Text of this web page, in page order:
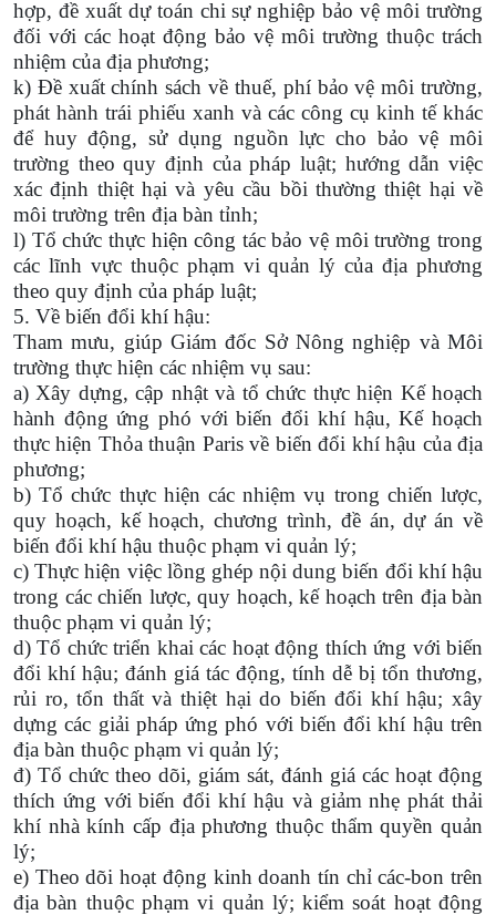
hợp, đề xuất dự toán chi sự nghiệp bảo vệ môi trường
đối với các hoạt động bảo vệ môi trường thuộc trách
nhiệm của địa phương;
k) Đề xuất chính sách về thuế, phí bảo vệ môi trường,
phát hành trái phiếu xanh và các công cụ kinh tế khác
để huy động, sử dụng nguồn lực cho bảo vệ môi
trường theo quy định của pháp luật; hướng dẫn việc
xác định thiệt hại và yêu cầu bồi thường thiệt hại về
môi trường trên địa bàn tỉnh;
l) Tổ chức thực hiện công tác bảo vệ môi trường trong
các lĩnh vực thuộc phạm vi quản lý của địa phương
theo quy định của pháp luật;
5. Về biến đổi khí hậu:
Tham mưu, giúp Giám đốc Sở Nông nghiệp và Môi
trường thực hiện các nhiệm vụ sau:
a) Xây dựng, cập nhật và tổ chức thực hiện Kế hoạch
hành động ứng phó với biến đổi khí hậu, Kế hoạch
thực hiện Thỏa thuận Parisvề biến đổi khí hậu của địa
phương;
b) Tổ chức thực hiện các nhiệm vụ trong chiến lược,
quy hoạch, kế hoạch, chương trình, đề án, dự án về
biến đổi khí hậu thuộc phạm vi quản lý;
c) Thực hiện việc lồng ghép nội dung biến đổi khí hậu
trong các chiến lược, quy hoạch, kế hoạch trên địa bàn
thuộc phạm vi quản lý;
d) Tổ chức triển khai các hoạt động thích ứng với biến
đổi khí hậu; đánh giá tác động, tính dễ bị tổn thương,
rủi ro, tổn thất và thiệt hại do biến đổi khí hậu; xây
dựng các giải pháp ứng phó với biến đổi khí hậu trên
địa bàn thuộc phạm vi quản lý;
đ) Tổ chức theo dõi, giám sát, đánh giá các hoạt động
thích ứng với biến đổi khí hậu và giảm nhẹ phát thải
khí nhà kính cấp địa phương thuộc thẩm quyền quản
lý;
e) Theo dõi hoạt động kinh doanh tín chỉ các-bon trên
địa bàn thuộc phạm vi quản lý; kiểm soát hoạt động